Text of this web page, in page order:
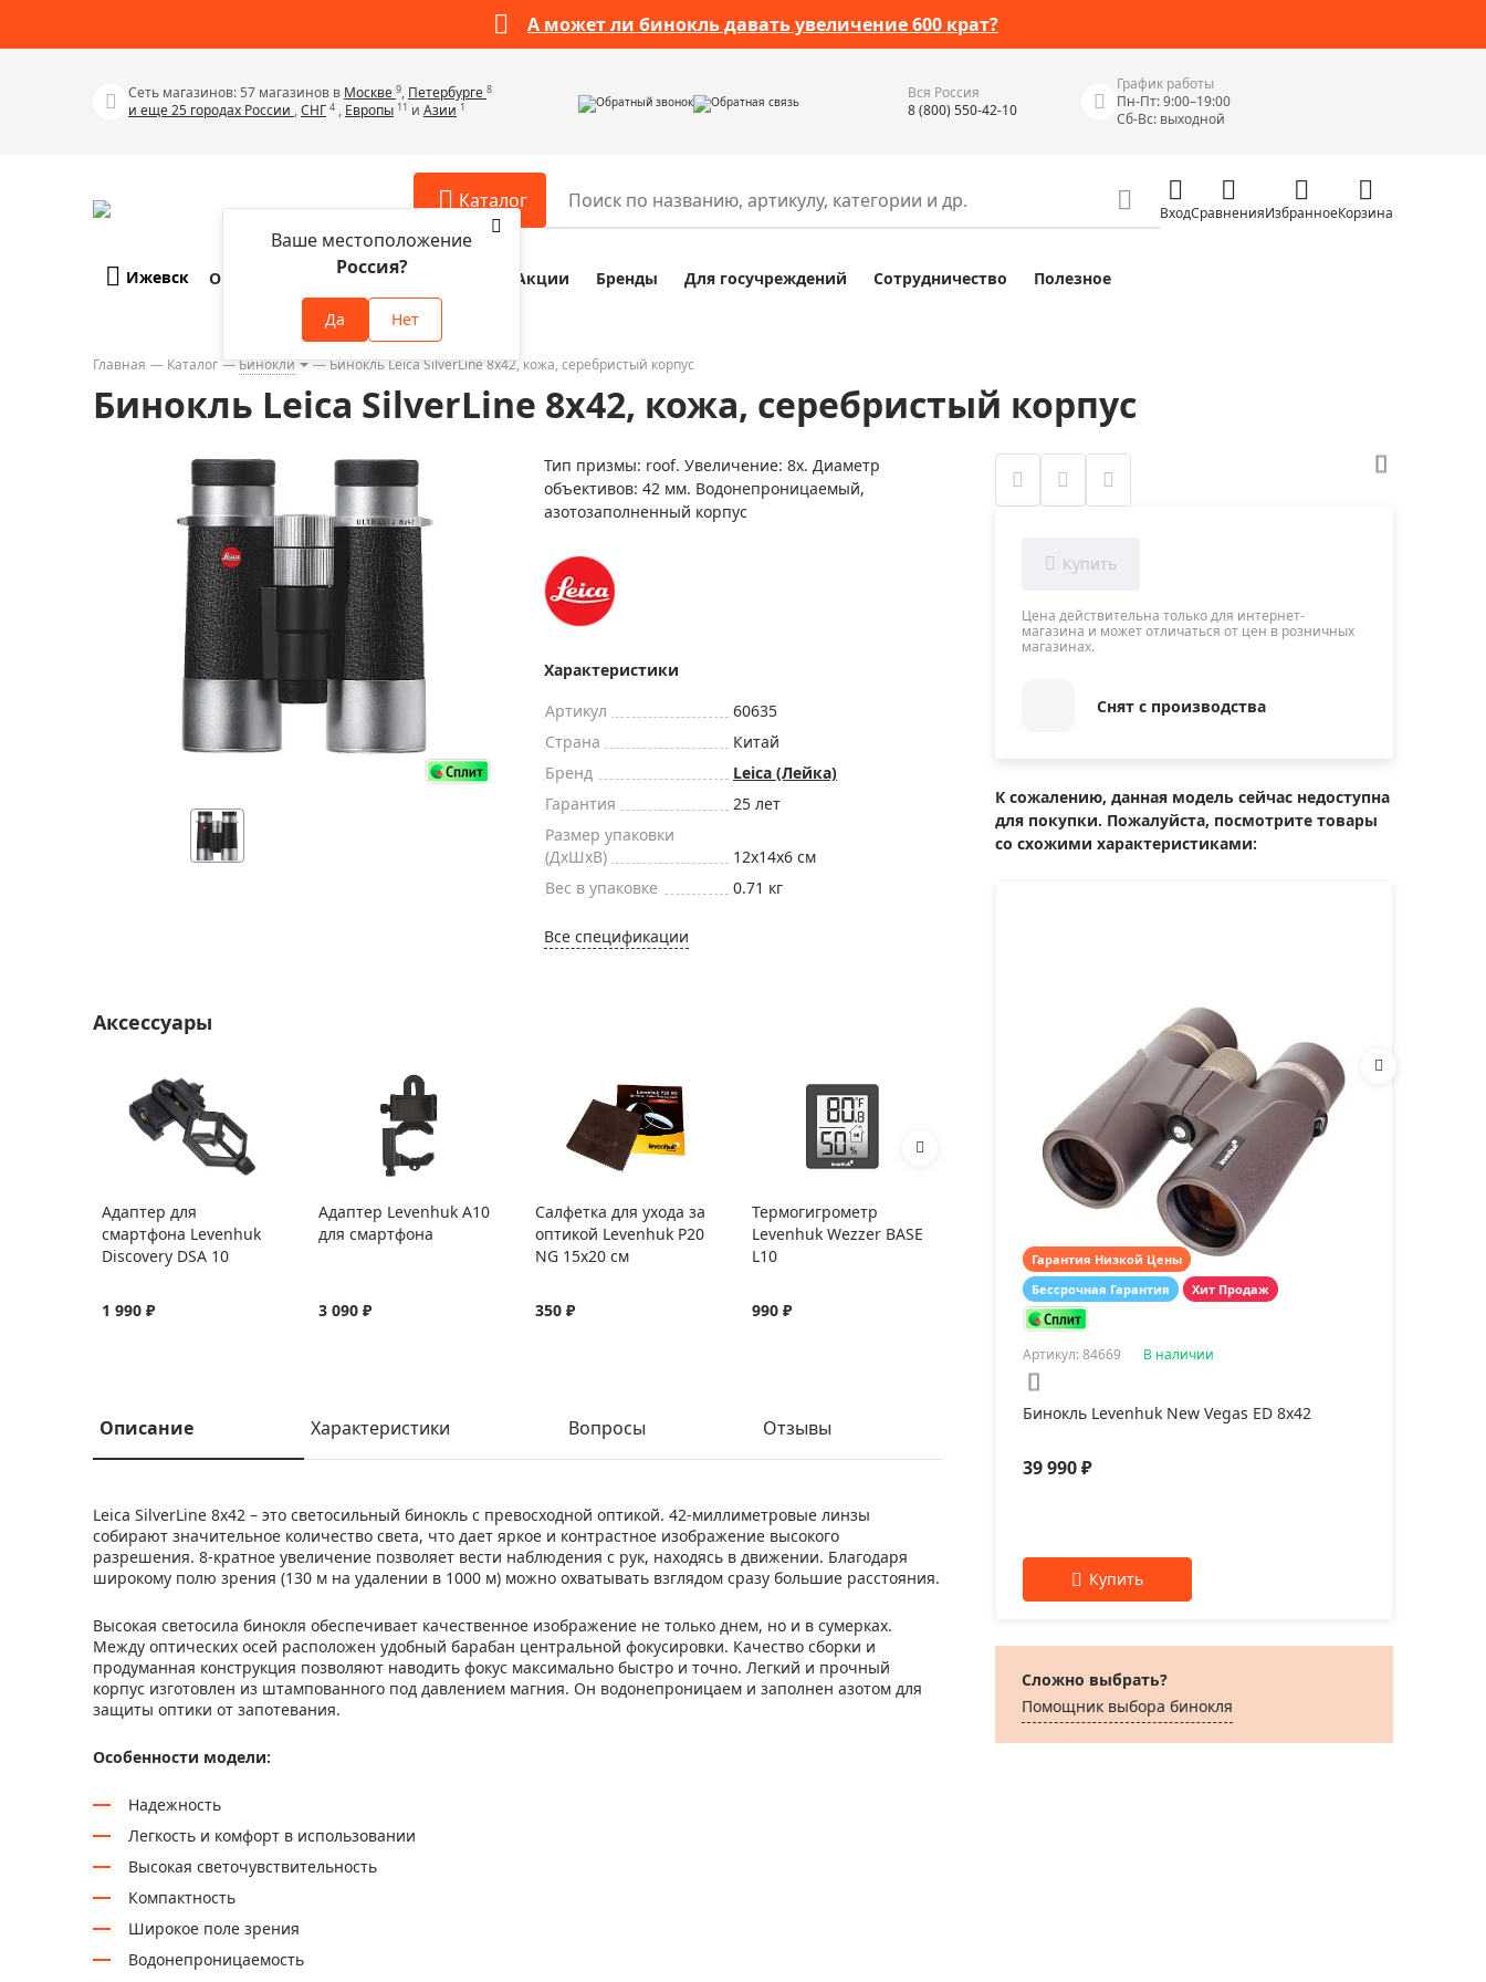
А может ли бинокль давать увеличение 600 крат?
Сеть магазинов: 57 магазинов в Москве 9, Петербурге 8
и еще 25 городах России ,СНГ 4 , Европы 11 и Азии 1 Обратный звонок Обратная связь
Вся Россия
8 (800) 550-42-10
График работы
Пн-Пт: 9:00–19:00
Сб-Вс: выходной
Каталог
Телескопы
Бинокли
Зрительные трубы
Монокуляры
Приборы ночного видения
Тепловизоры
Фотогаджеты
Метеостанции, барометры, часы
Discovery (Дискавери)
Астропланетарии
Подарки
Аксессуары для микроскопов
Аксессуары для зрительных труб
Аксессуары для луп
Аксессуары для приборов ночного
видения
Распродажа оптики по специальным
Распродажа выставочных образцов
Разное
Наборы исследователя Bresser Junior
Наборы для химических опытов
Глобусы
Глобусы интерактивные
Карты, постеры, литература
Фонари
Элементы питания, карты памяти
Фотоловушки
Фотооборудование
Измерительные инструменты
Цифровые уровни и угломеры
Электроизмерительные приборы
Приборы неразрушающего контроля
Приборы теплового контроля
Детекторы проводки
Лазерные дальномеры
Курвиметры
Тестеры качества воды
ВходСравненияИзбранноеКорзина
Ижевск
Ваше местоположение
Россия?
Да Нет
О компании Оплата и доставка Акции Бренды Для госучреждений Сотрудничество Полезное
Главная Каталог Бинокли Бинокль Leica SilverLine 8x42, кожа, серебристый корпус
Бинокль Leica SilverLine 8x42, кожа, серебристый корпус
Тип призмы: roof. Увеличение: 8х. Диаметр
объективов: 42 мм. Водонепроницаемый,
азотозаполненный корпус
Характеристики
Артикул
60635
Страна
Китай
Бренд
Leica (Лейка)
Гарантия
25 лет
Размер упаковки
(ДxШxВ)
12x14x6 см
Вес в упаковке
0.71 кг
Все спецификации
Аксессуары
Адаптер для
смартфона Levenhuk
Discovery DSA 10
1 990 ₽
Адаптер Levenhuk A10
для смартфона
3 090 ₽
Салфетка для ухода за
оптикой Levenhuk P20
NG 15x20 см
350 ₽
Термогигрометр
Levenhuk Wezzer BASE
L10
990 ₽
Термогигрометр
Описание Характеристики Вопросы Отзывы
Leica SilverLine 8x42 – это светосильный бинокль с превосходной оптикой. 42-миллиметровые линзы
собирают значительное количество света, что дает яркое и контрастное изображение высокого
разрешения. 8-кратное увеличение позволяет вести наблюдения с рук, находясь в движении. Благодаря
широкому полю зрения (130 м на удалении в 1000 м) можно охватывать взглядом сразу большие расстояния.
Высокая светосила бинокля обеспечивает качественное изображение не только днем, но и в сумерках.
Между оптических осей расположен удобный барабан центральной фокусировки. Качество сборки и
продуманная конструкция позволяют наводить фокус максимально быстро и точно. Легкий и прочный
корпус изготовлен из штампованного под давлением магния. Он водонепроницаем и заполнен азотом для
защиты оптики от запотевания.
Особенности модели:
Надежность
Легкость и комфорт в использовании
Высокая светочувствительность
Компактность
Широкое поле зрения
Водонепроницаемость
Цена действительна только для интернет-
магазина и может отличаться от цен в розничных
магазинах.
Снят с производства
К сожалению, данная модель сейчас недоступна
для покупки. Пожалуйста, посмотрите товары
со схожими характеристиками:
Гарантия Низкой Цены
Бессрочная Гарантия
Хит Продаж
Артикул: 84669 В наличии
Бинокль Levenhuk New Vegas ED 8x42
39 990 ₽
Сложно выбрать?
Помощник выбора бинокля